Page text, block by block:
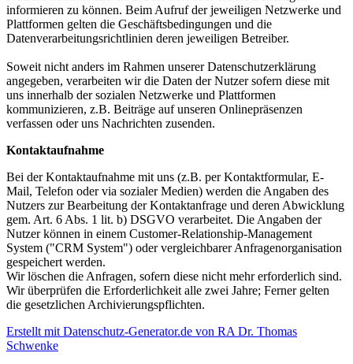
informieren zu können. Beim Aufruf der jeweiligen Netzwerke und
Plattformen gelten die Geschäftsbedingungen und die
Datenverarbeitungsrichtlinien deren jeweiligen Betreiber.
Soweit nicht anders im Rahmen unserer Datenschutzerklärung
angegeben, verarbeiten wir die Daten der Nutzer sofern diese mit
uns innerhalb der sozialen Netzwerke und Plattformen
kommunizieren, z.B. Beiträge auf unseren Onlinepräsenzen
verfassen oder uns Nachrichten zusenden.
Kontaktaufnahme
Bei der Kontaktaufnahme mit uns (z.B. per Kontaktformular, E-
Mail, Telefon oder via sozialer Medien) werden die Angaben des
Nutzers zur Bearbeitung der Kontaktanfrage und deren Abwicklung
gem. Art. 6 Abs. 1 lit. b) DSGVO verarbeitet. Die Angaben der
Nutzer können in einem Customer-Relationship-Management
System ("CRM System") oder vergleichbarer Anfragenorganisation
gespeichert werden.
Wir löschen die Anfragen, sofern diese nicht mehr erforderlich sind.
Wir überprüfen die Erforderlichkeit alle zwei Jahre; Ferner gelten
die gesetzlichen Archivierungspflichten.
Erstellt mit Datenschutz-Generator.de von RA Dr. Thomas
Schwenke